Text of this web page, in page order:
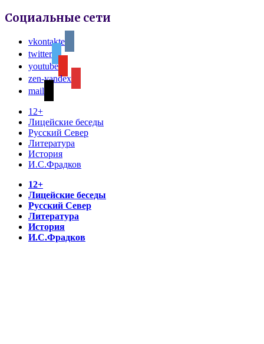
Социальные сети
vkontakte
twitter
youtube
zen-yandex
mail
12+
Лицейские беседы
Русский Север
Литература
История
И.С.Фрадков
12+
Лицейские беседы
Русский Север
Литература
История
И.С.Фрадков